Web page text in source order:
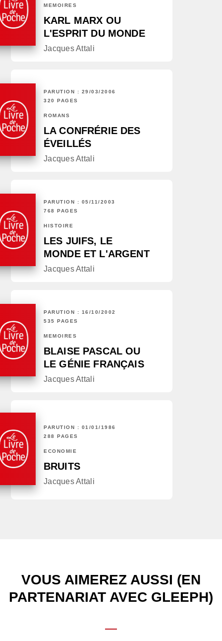
MÉMOIRES
KARL MARX OU
L'ESPRIT DU MONDE
Jacques Attali
PARUTION : 29/03/2006
320 PAGES
ROMANS
LA CONFRÉRIE DES
ÉVEILLÉS
Jacques Attali
PARUTION : 05/11/2003
768 PAGES
HISTOIRE
LES JUIFS, LE
MONDE ET L'ARGENT
Jacques Attali
PARUTION : 16/10/2002
535 PAGES
MÉMOIRES
BLAISE PASCAL OU
LE GÉNIE FRANÇAIS
Jacques Attali
PARUTION : 01/01/1986
288 PAGES
ECONOMIE
BRUITS
Jacques Attali
VOUS AIMEREZ AUSSI (EN
PARTENARIAT AVEC GLEEPH)